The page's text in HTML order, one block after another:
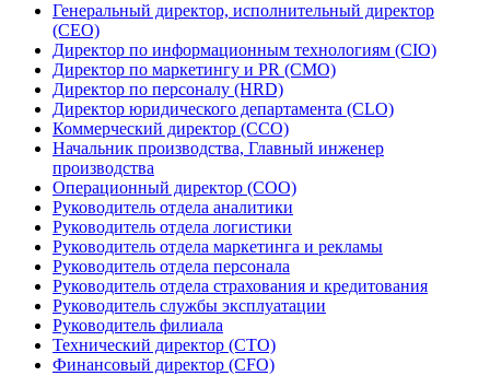
Генеральный директор, исполнительный директор
(CEO)
Директор по информационным технологиям (CIO)
Директор по маркетингу и PR (CMO)
Директор по персоналу (HRD)
Директор юридического департамента (CLO)
Коммерческий директор (CCO)
Начальник производства, Главный инженер
производства
Операционный директор (COO)
Руководитель отдела аналитики
Руководитель отдела логистики
Руководитель отдела маркетинга и рекламы
Руководитель отдела персонала
Руководитель отдела страхования и кредитования
Руководитель службы эксплуатации
Руководитель филиала
Технический директор (CTO)
Финансовый директор (CFO)